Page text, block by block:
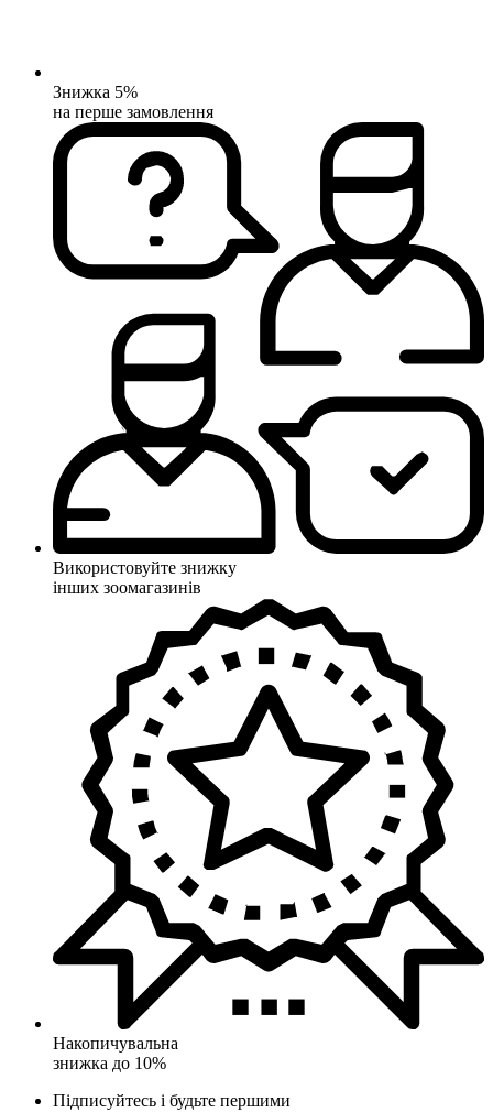
Знижка 5%
на перше замовлення
Використовуйте знижку
інших зоомагазинів
Накопичувальна
знижка до 10%
Підписуйтесь і будьте першими